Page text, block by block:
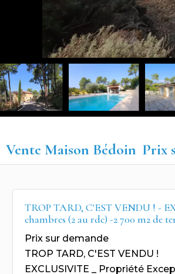
Vente Maison Bédoin Prix
TROP TARD, C'EST VENDU ! -
chambres (2 au rdc) -2 700 m2 de
Prix sur demande
TROP TARD, C'EST VENDU !
EXCLUSIVITE _ Propriété